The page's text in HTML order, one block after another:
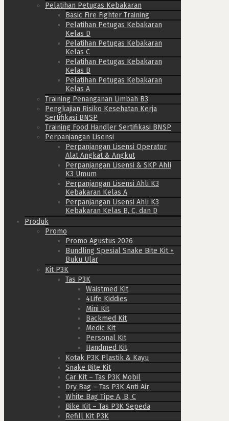
Pelatihan Petugas Kebakaran
Basic Fire Fighter Training
Pelatihan Petugas Kebakaran
Kelas D
Pelatihan Petugas Kebakaran
Kelas C
Pelatihan Petugas Kebakaran
Kelas B
Pelatihan Petugas Kebakaran
Kelas A
Training Penanganan Limbah B3
Pengkajian Risiko Kesehatan Kerja
Sertifikasi BNSP
Training Food Handler Sertifikasi BNSP
Perpanjangan Lisensi
Perpanjangan Lisensi Operator
Alat Angkat & Angkut
Perpanjangan Lisensi & SKP Ahli
K3 Umum
Perpanjangan Lisensi Ahli K3
Kebakaran Kelas A
Perpanjangan Lisensi Ahli K3
Kebakaran Kelas B, C, dan D
Produk
Promo
Promo Agustus 2026
Bundling Spesial Snake Bite Kit +
Buku Ular
Kit P3K
Tas P3K
Waistmed Kit
4Life Kiddies
Mini Kit
Backmed Kit
Medic Kit
Personal Kit
Handmed Kit
Kotak P3K Plastik & Kayu
Snake Bite Kit
Car Kit – Tas P3K Mobil
Dry Bag – Tas P3K Anti Air
White Bag Tipe A, B, C
Bike Kit – Tas P3K Sepeda
Refill Kit P3K